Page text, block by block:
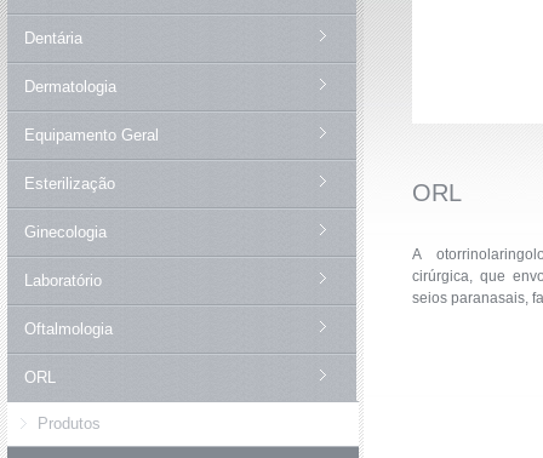
Dentária
Dermatologia
Equipamento Geral
Esterilização
Ginecologia
Laboratório
Oftalmologia
ORL
Produtos
ORL
A
cirúrgica, que
seios paranasais,